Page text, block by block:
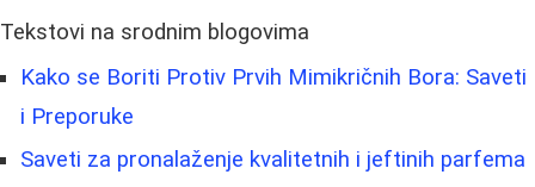
Tekstovi na srodnim blogovima
Kako se Boriti Protiv Prvih Mimikričnih Bora: Saveti
i Preporuke
Saveti za pronalaženje kvalitetnih i jeftinih parfema